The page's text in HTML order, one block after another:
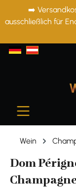
springen
➡️
ausschließlich für
Wein
Dom